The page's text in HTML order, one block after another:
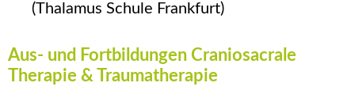
(Thalamus Schule Frankfurt)
Aus- und Fortbildungen Craniosacrale
Therapie & Traumatherapie